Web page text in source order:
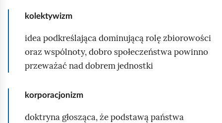
kolektywizm
idea podkreślająca dominującą rolę zbiorowości
oraz wspólnoty, dobro społeczeństwa powinno
przeważać nad dobrem jednostki
korporacjonizm
doktryna głosząca, że podstawą państwa